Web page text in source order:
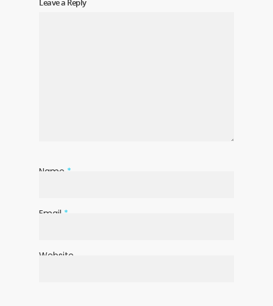
Leave a Reply
Name *
Email *
Website